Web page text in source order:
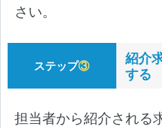
さい。
ステップ③
紹介
する
担当者から紹介される